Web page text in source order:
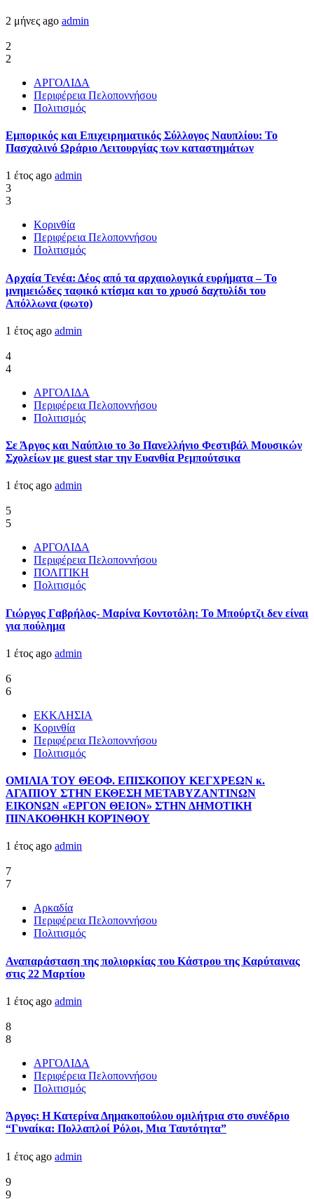
2 μήνες ago admin
2
2
ΑΡΓΟΛΙΔΑ
Περιφέρεια Πελοποννήσου
Πολιτισμός
Εμπορικός και Επιχειρηματικός Σύλλογος Ναυπλίου: Το
Πασχαλινό Ωράριο Λειτουργίας των καταστημάτων
1 έτος ago admin
3
3
Κορινθία
Περιφέρεια Πελοποννήσου
Πολιτισμός
Αρχαία Τενέα: Δέος από τα αρχαιολογικά ευρήματα – Το
μνημειώδες ταφικό κτίσμα και το χρυσό δαχτυλίδι του
Απόλλωνα (φωτο)
1 έτος ago admin
4
4
ΑΡΓΟΛΙΔΑ
Περιφέρεια Πελοποννήσου
Πολιτισμός
Σε Άργος και Ναύπλιο το 3ο Πανελλήνιο Φεστιβάλ Μουσικών
Σχολείων με guest star την Ευανθία Ρεμπούτσικα
1 έτος ago admin
5
5
ΑΡΓΟΛΙΔΑ
Περιφέρεια Πελοποννήσου
ΠΟΛΙΤΙΚΗ
Πολιτισμός
Γιώργος Γαβρήλος- Μαρίνα Κοντοτόλη: Το Μπούρτζι δεν είναι
για πούλημα
1 έτος ago admin
6
6
ΕΚΚΛΗΣΙΑ
Κορινθία
Περιφέρεια Πελοποννήσου
Πολιτισμός
ΟΜΙΛΙΑ ΤΟΥ ΘΕΟΦ. ΕΠΙΣΚΟΠΟΥ ΚΕΓΧΡΕΩΝ κ.
ΑΓΑΠΙΟΥ ΣΤΗΝ ΕΚΘΕΣΗ ΜΕΤΑΒΥΖΑΝΤΙΝΩΝ
ΕΙΚΟΝΩΝ «ΕΡΓΟΝ ΘΕΙΟΝ» ΣΤΗΝ ΔΗΜΟΤΙΚΗ
ΠΙΝΑΚΟΘΗΚΗ ΚΟΡΊΝΘΟΥ
1 έτος ago admin
7
7
Αρκαδία
Περιφέρεια Πελοποννήσου
Πολιτισμός
Αναπαράσταση της πολιορκίας του Κάστρου της Καρύταινας
στις 22 Μαρτίου
1 έτος ago admin
8
8
ΑΡΓΟΛΙΔΑ
Περιφέρεια Πελοποννήσου
Πολιτισμός
Άργος: Η Κατερίνα Δημακοπούλου ομιλήτρια στο συνέδριο
“Γυναίκα: Πολλαπλοί Ρόλοι, Μια Ταυτότητα”
1 έτος ago admin
9
9